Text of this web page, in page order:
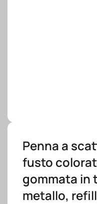
Penna a
fusto
gommata in
metallo,